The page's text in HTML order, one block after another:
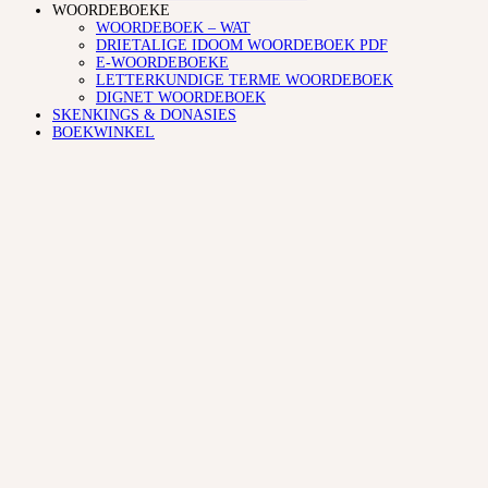
WOORDEBOEKE
WOORDEBOEK – WAT
DRIETALIGE IDOOM WOORDEBOEK PDF
E-WOORDEBOEKE
LETTERKUNDIGE TERME WOORDEBOEK
DIGNET WOORDEBOEK
SKENKINGS & DONASIES
BOEKWINKEL